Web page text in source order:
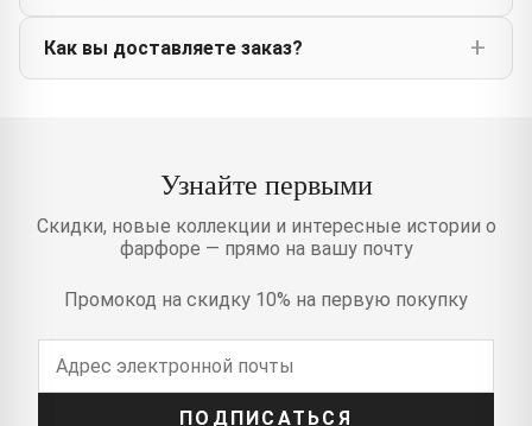
Как вы доставляете заказ?
Узнайте первыми
Скидки, новые коллекции и интересные истории о
фарфоре — прямо на вашу почту
Промокод на скидку 10% на первую покупку
ПОДПИСАТЬСЯ